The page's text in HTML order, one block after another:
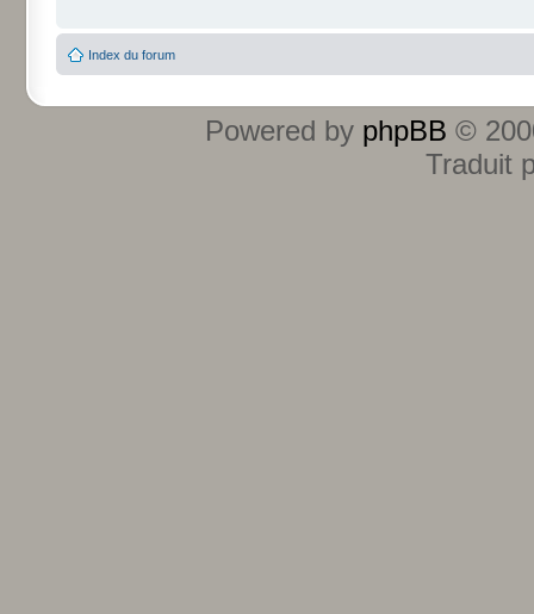
Index du forum
Powered by phpBB ©
Traduit